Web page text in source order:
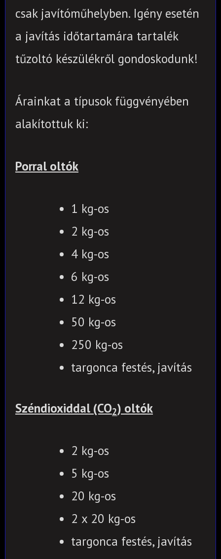
csak javítóműhelyben. Igény esetén
a javítás időtartamára tartalék
tűzoltó készülékről gondoskodunk!
Árainkat a típusok függvényében
alakítottuk ki:
Porral oltók
1 kg-os
2 kg-os
4 kg-os
6 kg-os
12 kg-os
50 kg-os
250 kg-os
targonca festés, javítás
Széndioxiddal (CO2) oltók
2 kg-os
5 kg-os
20 kg-os
2 x 20 kg-os
targonca festés, javítás